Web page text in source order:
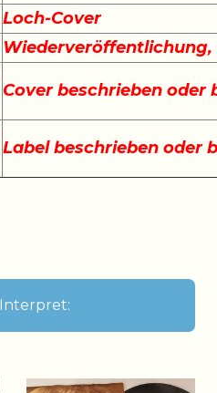
Loch-Cover
Cover beschrieben
Label beschrieben oder